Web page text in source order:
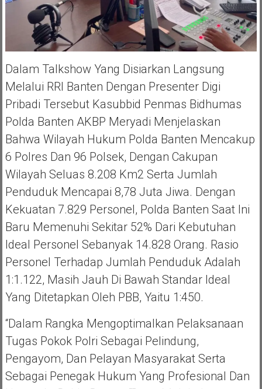
Dalam Talkshow Yang Disiarkan Langsung
Melalui RRI Banten Dengan Presenter Digi
Pribadi Tersebut Kasubbid Penmas Bidhumas
Polda Banten AKBP Meryadi Menjelaskan
Bahwa Wilayah Hukum Polda Banten Mencakup
6 Polres Dan 96 Polsek, Dengan Cakupan
Wilayah Seluas 8.208 Km2 Serta Jumlah
Penduduk Mencapai 8,78 Juta Jiwa. Dengan
Kekuatan 7.829 Personel, Polda Banten Saat Ini
Baru Memenuhi Sekitar 52% Dari Kebutuhan
Ideal Personel Sebanyak 14.828 Orang. Rasio
Personel Terhadap Jumlah Penduduk Adalah
1:1.122, Masih Jauh Di Bawah Standar Ideal
Yang Ditetapkan Oleh PBB, Yaitu 1:450.
“Dalam Rangka Mengoptimalkan Pelaksanaan
Tugas Pokok Polri Sebagai Pelindung,
Pengayom, Dan Pelayan Masyarakat Serta
Sebagai Penegak Hukum Yang Profesional Dan